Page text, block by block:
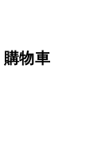
購物車